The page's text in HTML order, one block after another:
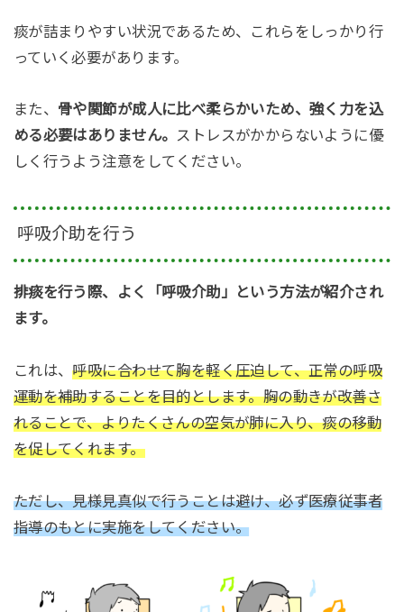
痰が詰まりやすい状況であるため、これらをしっかり行
っていく必要があります。
また、 骨や関節が成人に比べ柔らかいため、強く力を込
める必要はありません。
ストレスがかからないように優
しく行うよう注意をしてください。
呼吸介助を行う
排痰を行う際、よく「呼吸介助」という方法が紹介され
ます。
これは、呼吸に合わせて胸を軽く圧迫して、正常の呼吸
運動を補助することを目的とします。胸の動きが改善さ
れることで、よりたくさんの空気が肺に入り、痰の移動
を促してくれます。
ただし、見様見真似で行うことは避け、必ず医療従事者
指導のもとに実施をしてください。